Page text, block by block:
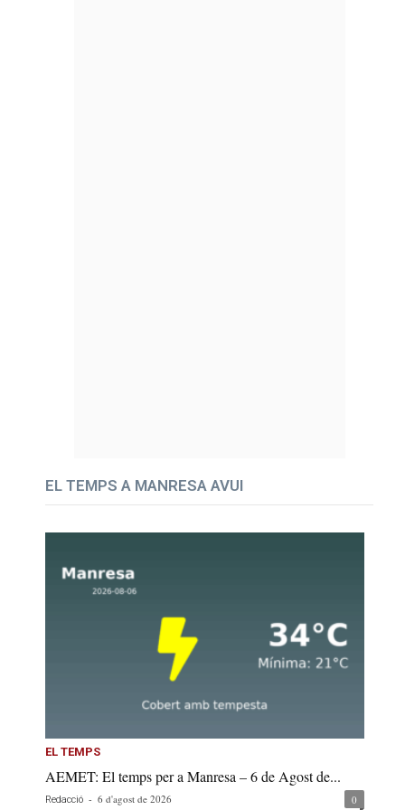
EL TEMPS A MANRESA AVUI
EL TEMPS
AEMET: El temps per a Manresa – 6 de Agost de...
Redacció - 6 d'agost de 2026 0